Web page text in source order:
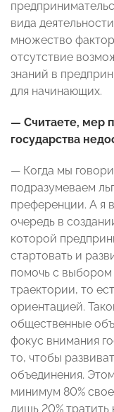
вида
множество
отсутствие
знаний в
для начинающих.
— Считаете, мер
государства
— Когда мы
подразумеваем
преференции. А я
очередь в
которой
стартовать и
помочь с
траектории, то
ориентацией.
общественные
фокус внимания
то, чтобы
объединения.
минимум 80%
лишь 20%